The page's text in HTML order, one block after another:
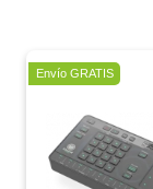
Oferta
Envío GRATIS